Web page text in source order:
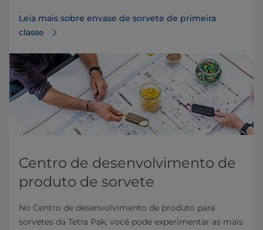
Leia mais sobre envase de sorvete de primeira
classe⁠
Centro de desenvolvimento de
produto de sorvete
No Centro de desenvolvimento de produto para
sorvetes da Tetra Pak, você pode experimentar as mais